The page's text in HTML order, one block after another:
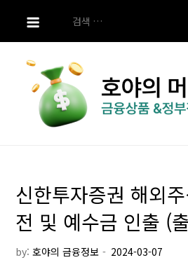
i
색:
신한투자증권 해외
전 및 예수금 인출 (
by:호야의 금융정보